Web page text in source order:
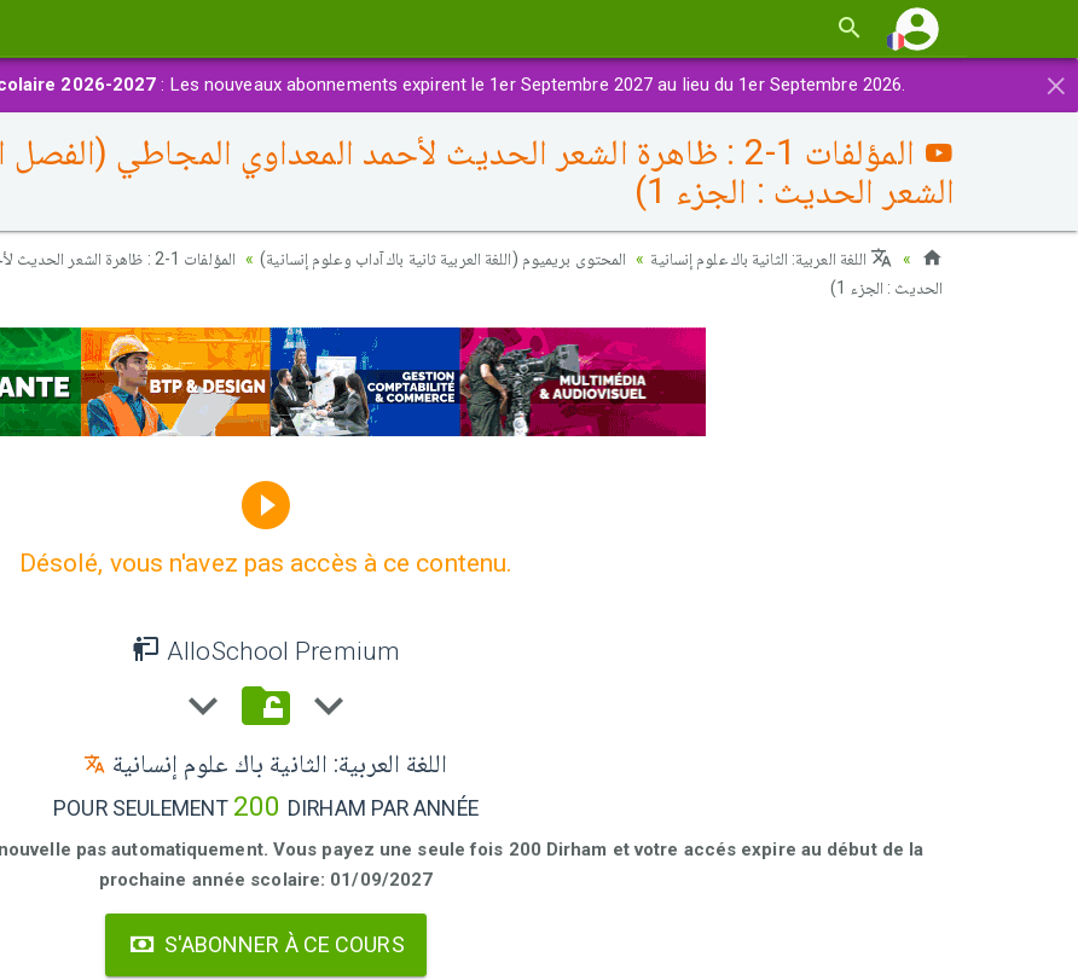
×
2026-2027 : Les nouveaux abonnements expirent le 1er Septembre 2027 au lieu du 1er Septembre 2026.
المؤلفات 1-2 : ظاهرة الشعر الحديث لأحمد المعداوي المجاطي
الشعر الحديث : الجزء 1)
اللغة العربية: الثانية باك علوم إنسانية المحتوى بريميوم (اللغة العربية ثانية باك آداب وعلوم إنسانية)
المؤلفات 1-2 : ظاهرة
الحديث : الجزء 1)
Désolé, vous n'avez pas accès à ce contenu.
AlloSchool Premium
اللغة العربية: الثانية باك علوم إنسانية
POUR SEULEMENT 200 DIRHAM PAR ANNÉE
pas automatiquement. Vous payez une seule fois 200 Dirham et votre accés expire au début de la
prochaine année scolaire: 01/09/2027
S'ABONNER À CE COURS